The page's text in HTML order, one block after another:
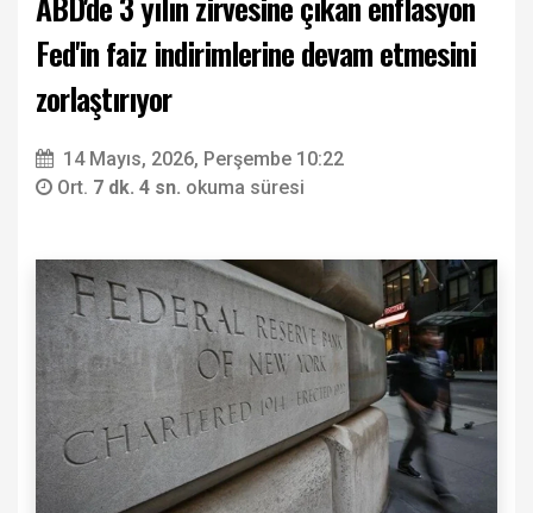
Fed'in faiz indirimlerine devam etmesini
zorlaştırıyor
14 Mayıs, 2026, Perşembe 10:22
Ort. 7 dk. 4 sn. okuma süresi